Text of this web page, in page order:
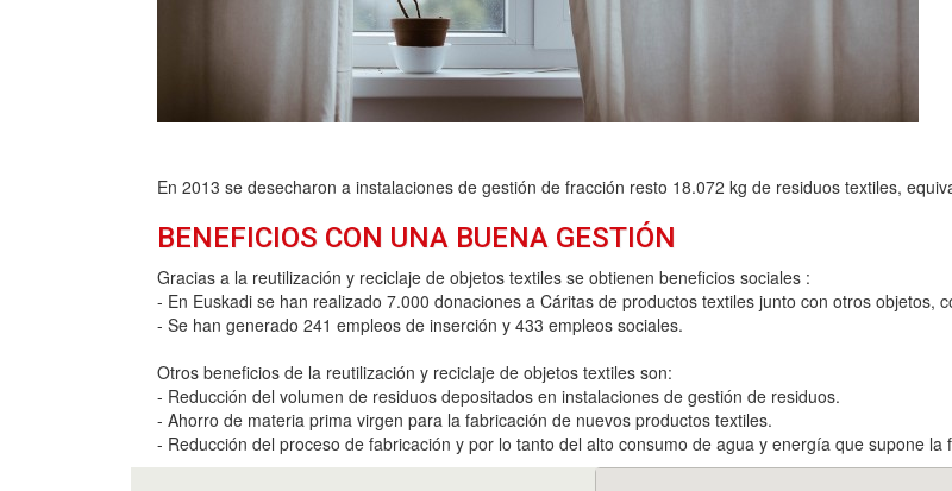
En 2013 se desecharon a instalaciones de gestión de fracción resto 18.072 kg de residuos textiles,
BENEFICIOS CON UNA BUENA GESTIÓN
Gracias a la reutilización y reciclaje de objetos textiles se obtienen beneficios sociales :
- En Euskadi se han realizado 7.000 donaciones a Cáritas de productos textiles junto con otros
- Se han generado 241 empleos de inserción y 433 empleos sociales.
Otros beneficios de la reutilización y reciclaje de objetos textiles son:
- Reducción del volumen de residuos depositados en instalaciones de gestión de residuos.
- Ahorro de materia prima virgen para la fabricación de nuevos productos textiles.
- Reducción del proceso de fabricación y por lo tanto del alto consumo de agua y energía que supone